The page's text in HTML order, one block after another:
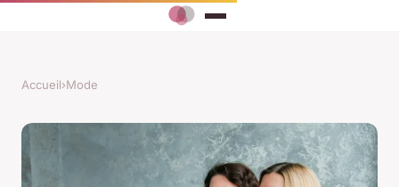
Accueil›Mode